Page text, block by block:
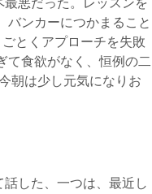
悪だった。レッスンを
バンカーにつかまること
とくアプローチを失敗
て食欲がなく、恒例の二
朝は少し元気になりお
した、一つは、最近し